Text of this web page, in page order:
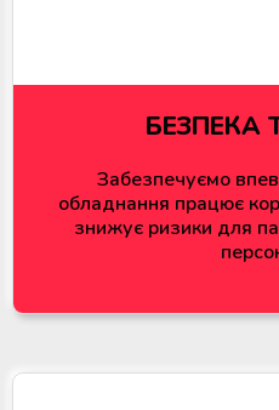
БЕЗПЕКА
Забезпечуємо
обладнання працює
знижує ризики для